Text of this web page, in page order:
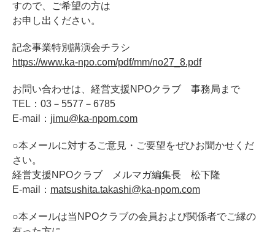
すので、ご希望の方は
お申し出ください。
記念事業特別講演会チラシ
https://www.ka-npo.com/pdf/mm/no27_8.pdf
お問い合わせは、経営支援NPOクラブ 事務局まで
TEL：03－5577－6785
E-mail： jimu@ka-npom.com
○本メールに対するご意見・ご要望をぜひお聞かせくだ
さい。
経営支援NPOクラブ メルマガ編集長 松下隆
E-mail： matsushita.takashi@ka-npom.com
○本メールは当NPOクラブの会員および関係者でご縁の